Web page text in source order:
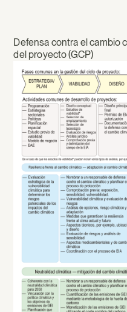
Defensa contra el cambio
del proyecto (GCP)